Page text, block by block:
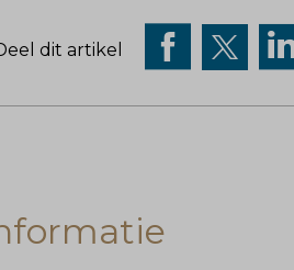
dit artikel